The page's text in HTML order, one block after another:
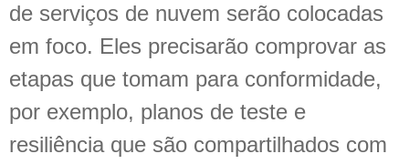
de serviços de nuvem serão colocadas
em foco. Eles precisarão comprovar as
etapas que tomam para conformidade,
por exemplo, planos de teste e
resiliência que são compartilhados com